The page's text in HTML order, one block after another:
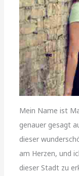
Mein Name ist
genauer gesagt
dieser
am Herzen, und
dieser Stadt zu